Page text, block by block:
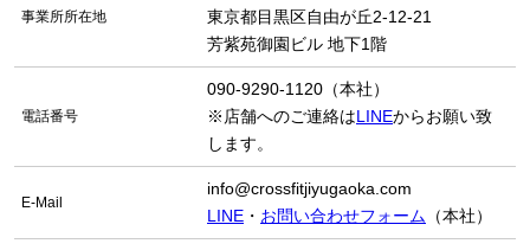
事業所所在地
東京都目黒区自由が丘2-12-21
芳紫苑御園ビル 地下1階
電話番号
090-9290-1120（本社）
※店舗へのご連絡はLINEからお願い致
します。
E-Mail
info@crossfitjiyugaoka.com
LINE ・ お問い合わせフォーム （本社）